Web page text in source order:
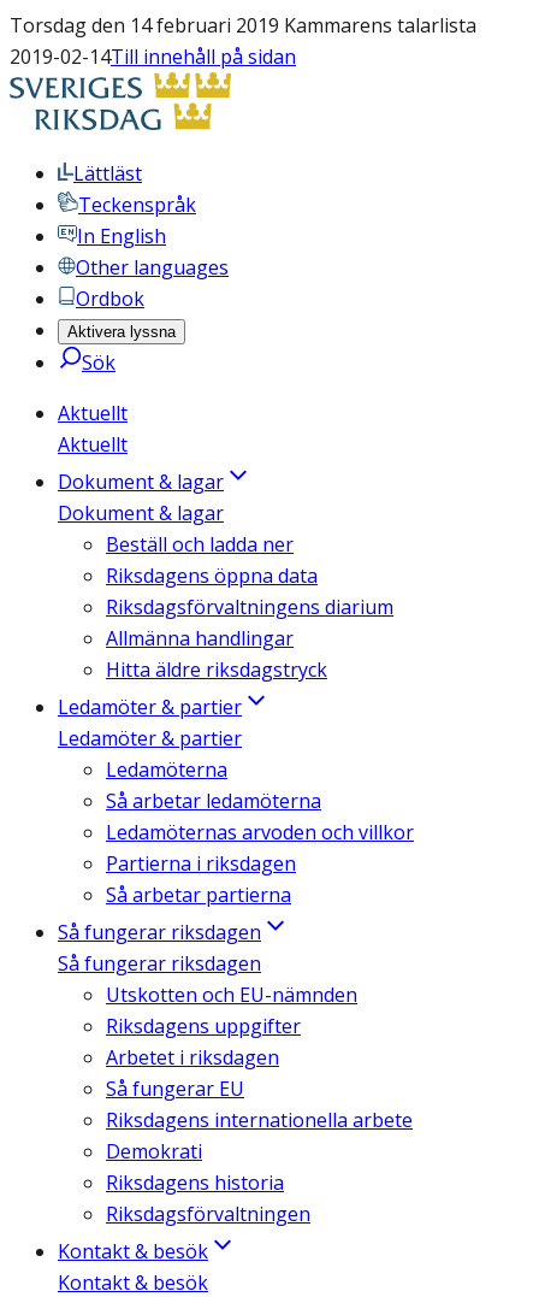
Torsdag den 14 februari 2019 Kammarens talarlista
2019-02-14Till innehåll på sidan
Lättläst
Teckenspråk
In English
Other languages
Ordbok
Aktivera lyssna
Sök
Aktuellt
Aktuellt
Dokument & lagar
Dokument & lagar
Beställ och ladda ner
Riksdagens öppna data
Riksdagsförvaltningens diarium
Allmänna handlingar
Hitta äldre riksdagstryck
Ledamöter & partier
Ledamöter & partier
Ledamöterna
Så arbetar ledamöterna
Ledamöternas arvoden och villkor
Partierna i riksdagen
Så arbetar partierna
Så fungerar riksdagen
Så fungerar riksdagen
Utskotten och EU-nämnden
Riksdagens uppgifter
Arbetet i riksdagen
Så fungerar EU
Riksdagens internationella arbete
Demokrati
Riksdagens historia
Riksdagsförvaltningen
Kontakt & besök
Kontakt & besök